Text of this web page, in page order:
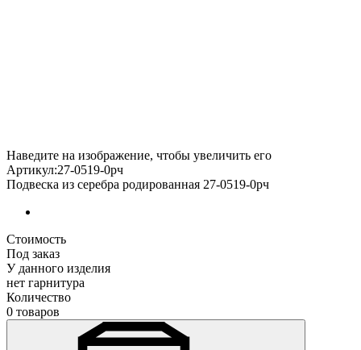
Наведите на изображение, чтобы увеличить его
Артикул:27-0519-0рч
Подвеска из серебра родированная 27-0519-0рч
Стоимость
Под заказ
У данного изделия
нет гарнитура
Количество
0 товаров